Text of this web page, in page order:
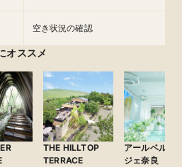
空き状況の確認
オススメ
THE HILLTOP
TERRACE
アールベルア
ジェ奈良 ●ベ